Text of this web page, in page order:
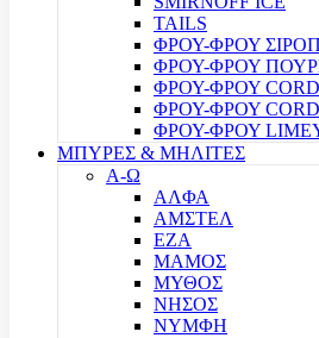
TAILS
ΦΡΟΥ-ΦΡΟΥ
ΦΡΟΥ-ΦΡΟΥ
ΦΡΟΥ-ΦΡΟΥ
ΦΡΟΥ-ΦΡΟΥ
ΦΡΟΥ-ΦΡΟΥ
ΜΠΥΡΕΣ & ΜΗΛΙΤΕΣ
Α-Ω
ΑΛΦΑ
ΑΜΣΤΕΛ
ΕΖΑ
ΜΑΜΟΣ
ΜΥΘΟΣ
ΝΗΣΟΣ
ΝΥΜΦΗ